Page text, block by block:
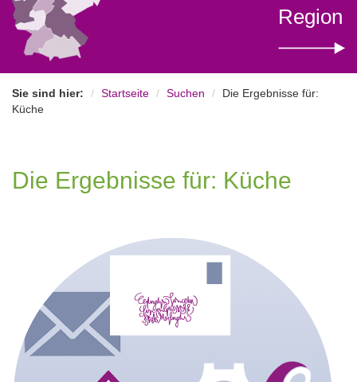
Region
Sie sind hier: Startseite Suchen
Die Ergebnisse für:
Küche
Die Ergebnisse für: Küche